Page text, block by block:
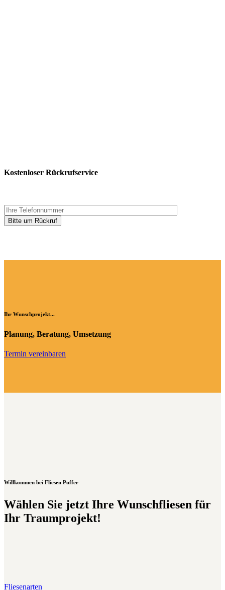
Kostenloser Rückrufservice
Ihr Wunschprojekt...
Planung, Beratung, Umsetzung
Termin vereinbaren
Willkommen bei Fliesen Puffer
Wählen Sie jetzt Ihre Wunschfliesen für
Ihr Traumprojekt!
Fliesenarten